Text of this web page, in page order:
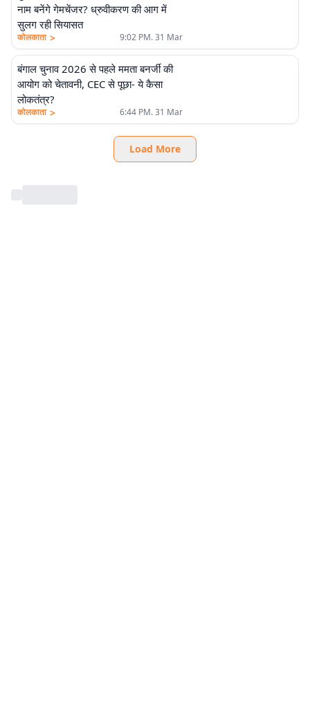
नाम बनेंगे गेमचेंजर? ध्रुवीकरण की आग में
सुलग रही सियासत
कोलकाता > 9:02 PM. 31 Mar
बंगाल चुनाव 2026 से पहले ममता बनर्जी की
आयोग को चेतावनी, CEC से पूछा- ये कैसा
लोकतंत्र?
कोलकाता > 6:44 PM. 31 Mar
Load More